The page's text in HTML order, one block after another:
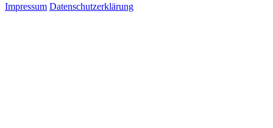
Impressum Datenschutzerklärung